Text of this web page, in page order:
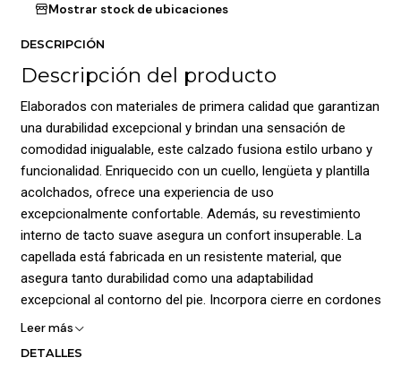
Mostrar stock de ubicaciones
DESCRIPCIÓN
Descripción del producto
Elaborados con materiales de primera calidad que garantizan
una durabilidad excepcional y brindan una sensación de
comodidad inigualable, este calzado fusiona estilo urbano y
funcionalidad. Enriquecido con un cuello, lengüeta y plantilla
acolchados, ofrece una experiencia de uso
excepcionalmente confortable. Además, su revestimiento
interno de tacto suave asegura un confort insuperable. La
capellada está fabricada en un resistente material, que
asegura tanto durabilidad como una adaptabilidad
excepcional al contorno del pie. Incorpora cierre en cordones
para ajuste personalizado y agrega el distintivo logo de la
Leer más
DETALLES